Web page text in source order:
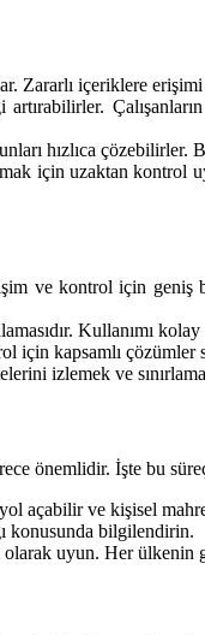
Zararlı içeriklere
artırabilirler.
hızlıca
için uzaktan kontrol
ve kontrol için geniş
Kullanımı
kapsamlı çözümler
izlemek ve
önemlidir. İşte bu
açabilir ve kişisel
konusunda bilgilendirin.
uyun. Her ülkenin